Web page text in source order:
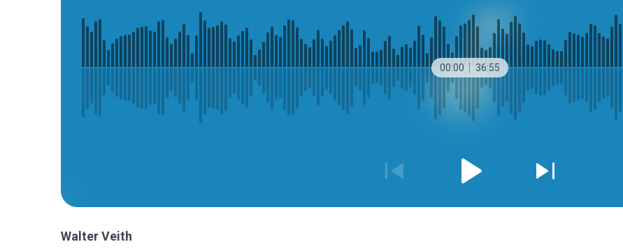
00:00 36:55
Walter Veith